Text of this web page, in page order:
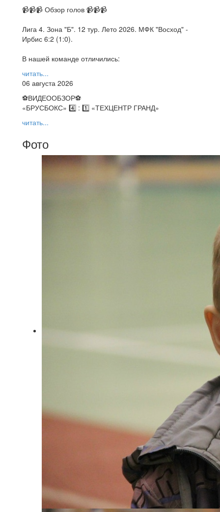
📹📹📹 Обзор голов 📹📹📹
Лига 4. Зона "Б". 12 тур. Лето 2026. МФК "Восход" -
Ирбис 6:2 (1:0).
В нашей команде отличились:
читать...
06 августа 2026
⚽️ВИДЕООБЗОР⚽️
«БРУСБОКС» 4️⃣ : 1️⃣ «ТЕХЦЕНТР ГРАНД»
читать...
Фото